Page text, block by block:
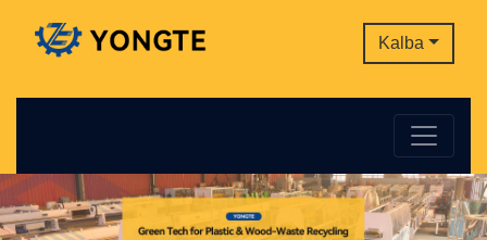
Kalba